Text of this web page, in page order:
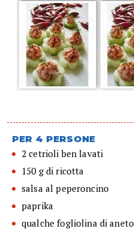
PER 4 PERSONE
2 cetrioli ben lavati
150 g di ricotta
salsa al peperoncino
paprika
qualche fogliolina di aneto